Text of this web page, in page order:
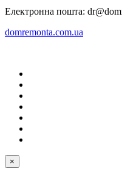
Електронна пошта:
domremonta.com.ua
×